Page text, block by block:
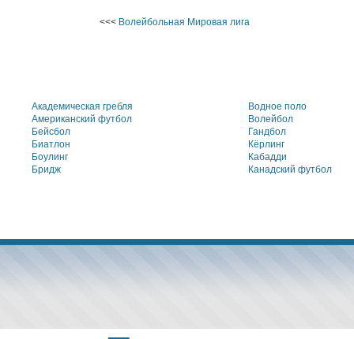
<<< Волейбольная Мировая лига
Академическая гребля
Американский футбол
Бейсбол
Биатлон
Боулинг
Бридж
Водное поло
Волейбол
Гандбол
Кёрлинг
Кабадди
Канадский футбол